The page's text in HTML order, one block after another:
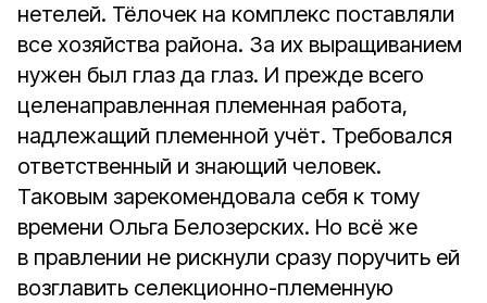
нетелей. Тёлочек на комплекс поставляли
все хозяйства района. За их выращиванием
нужен был глаз да глаз. И прежде всего
целенаправленная племенная работа,
надлежащий племенной учёт. Требовался
ответственный и знающий человек.
Таковым зарекомендовала себя к тому
времени Ольга Белозерских. Но всё же
в правлении не рискнули сразу поручить ей
возглавить селекционно-племенную